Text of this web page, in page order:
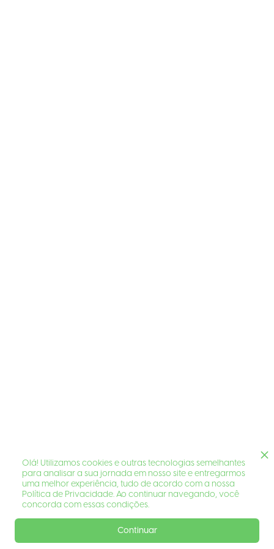
Olá! Utilizamos cookies e outras tecnologias semelhantes
para analisar a sua jornada em nosso site e entregarmos
uma melhor experiência, tudo de acordo com a nossa
Política de Privacidade. Ao continuar navegando, você
concorda com essas condições.
Continuar